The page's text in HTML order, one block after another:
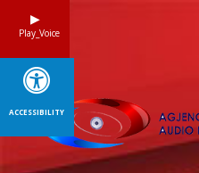
Play_Voice
ACCESSIBILITY